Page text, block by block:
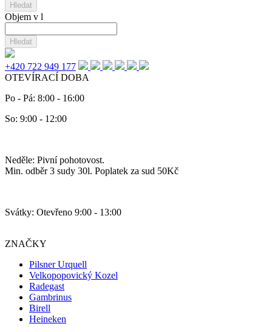
Hledat
Objem v l
Hledat
+420 722 949 177
OTEVÍRACÍ DOBA
Po - Pá: 8:00 - 16:00
So: 9:00 - 12:00
Neděle: Pivní pohotovost.
Min. odběr 3 sudy 30l. Poplatek za sud 50Kč
Svátky: Otevřeno 9:00 - 13:00
ZNAČKY
Pilsner Urquell
Velkopopovický Kozel
Radegast
Gambrinus
Birell
Heineken